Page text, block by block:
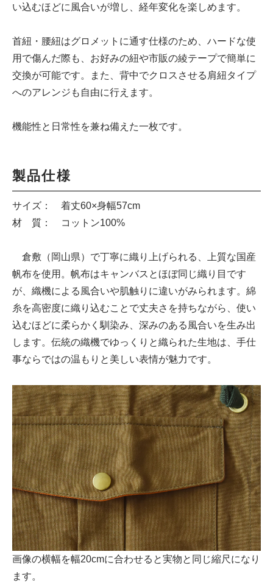
い込むほどに風合いが増し、経年変化を楽しめます。
首紐・腰紐はグロメットに通す仕様のため、ハードな使
用で傷んだ際も、お好みの紐や市販の綾テープで簡単に
交換が可能です。また、背中でクロスさせる肩紐タイプ
へのアレンジも自由に行えます。
機能性と日常性を兼ね備えた一枚です。
製品仕様
サイズ： 着丈60×身幅57cm
材 質： コットン100%
倉敷（岡山県）で丁寧に織り上げられる、上質な国産
帆布を使用。帆布はキャンバスとほぼ同じ織り目です
が、織機による風合いや肌触りに違いがみられます。綿
糸を高密度に織り込むことで丈夫さを持ちながら、使い
込むほどに柔らかく馴染み、深みのある風合いを生み出
します。伝統の織機でゆっくりと織られた生地は、手仕
事ならではの温もりと美しい表情が魅力です。
画像の横幅を幅20cmに合わせると実物と同じ縮尺になり
ます。